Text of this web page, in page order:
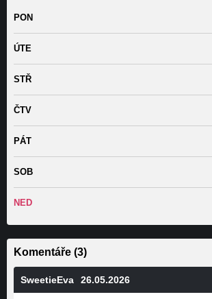
PON
ÚTE
STŘ
ČTV
PÁT
SOB
NED
Komentáře (3)
SweetieEva 26.05.2026